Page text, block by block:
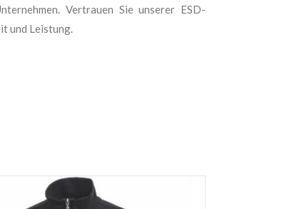
Vertrauen Sie unserer ESD-
und Leistung.